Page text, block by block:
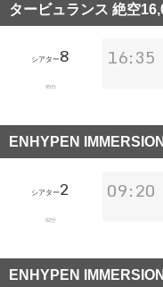
タービュランス 絶空
シアター8
95分
16:35
ENHYPEN
シアター2
52分
09:20
ENHYPEN